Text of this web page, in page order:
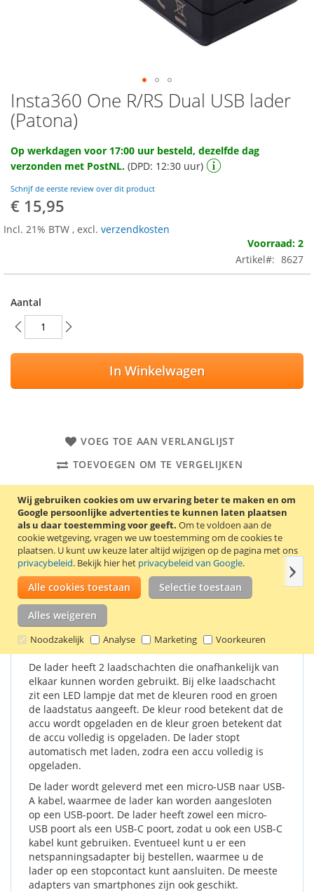
Wij gebruiken cookies om uw ervaring beter te maken en om
Google persoonlijke advertenties te kunnen laten plaatsen
als u daar toestemming voor geeft. Om te voldoen aan de
cookie wetgeving, vragen we uw toestemming om de cookies te
plaatsen. U kunt uw keuze later altijd wijzigen op de pagina met ons
privacybeleid. Bekijk hier het privacybeleid van Google.
Alle cookies toestaan Selectie toestaan
Alles weigeren
Noodzakelijk Analyse Marketing Voorkeuren
Ga
naar
het
van
de
gallerij
Insta360 One R/RS Dual USB lader
(Patona)
Op werkdagen voor 17:00 uur besteld, dezelfde dag
verzonden met PostNL. (DPD: 12:30 uur)
Schrijf de eerste review over dit product
€ 15,95
Incl. 21% BTW , excl. verzendkosten
Voorraad: 2
Artikel
8627
Aantal
In Winkelwagen
VOEG TOE AAN VERLANGLIJST
TOEVOEGEN OM TE VERGELIJKEN
het mogelijk om 2 Insta360 One R / RS accu’s onafhankelijk
van elkaar snel en gelijktijdig op te laden. Deze USB lader is
geschikt voor de Insta360 accu IS360RB.
Details Productkenmerken Reviews
Deze Insta360 One R / RS lader is door het compacte
ontwerp ideaal voor op reis of voor professionele
gebruikers.
De lader heeft 2 laadschachten die onafhankelijk van
elkaar kunnen worden gebruikt. Bij elke laadschacht
zit een LED lampje dat met de kleuren rood en groen
de laadstatus aangeeft. De kleur rood betekent dat de
accu wordt opgeladen en de kleur groen betekent dat
de accu volledig is opgeladen. De lader stopt
automatisch met laden, zodra een accu volledig is
opgeladen.
De lader wordt geleverd met een micro-USB naar USB-
A kabel, waarmee de lader kan worden aangesloten
op een USB-poort. De lader heeft zowel een micro-
USB poort als een USB-C poort, zodat u ook een USB-C
kabel kunt gebruiken. Eventueel kunt u er een
netspanningsadapter bij bestellen, waarmee u de
lader op een stopcontact kunt aansluiten. De meeste
adapters van smartphones zijn ook geschikt.